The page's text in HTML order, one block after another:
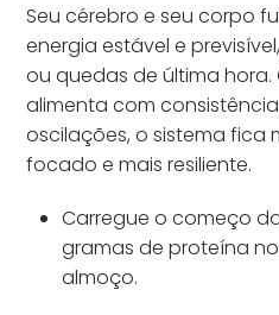
Seu cérebro e seu corpo
energia estável e
ou quedas de última
alimenta com
oscilações, o sistema fica
focado e mais resiliente.
Carregue o começo
gramas de proteína
almoço.